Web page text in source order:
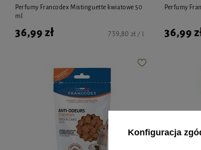
Perfumy Francodex Mistinguette kwiatowe 50
ml
36,99 zł 739,80 zł / l
Perfumy
36,99
Konfiguracja